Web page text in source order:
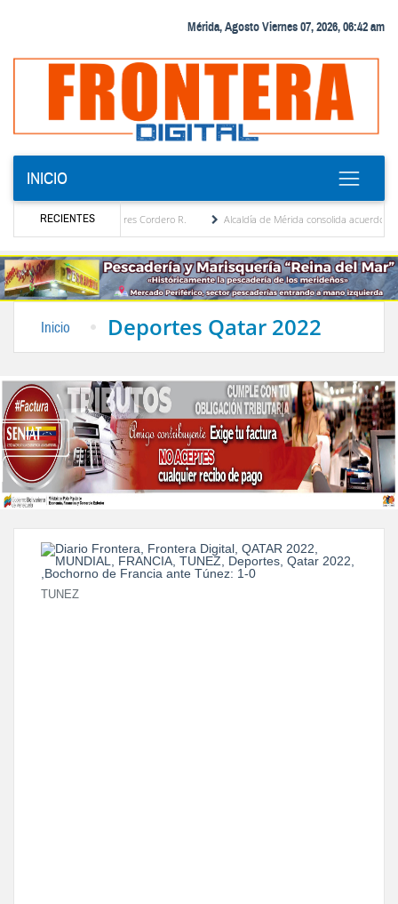
Mérida, Agosto Viernes 07, 2026, 06:42 am
INICIO
RECIENTES
Eugenia Febres Cordero R.
Alcaldía de Mérida consolida acuerdos con
Inicio Deportes Qatar 2022
TUNEZ